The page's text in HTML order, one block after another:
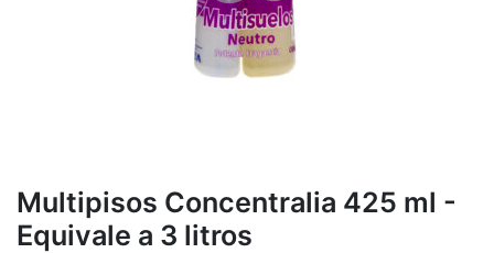
Multipisos Concentralia 425 ml -
Equivale a 3 litros